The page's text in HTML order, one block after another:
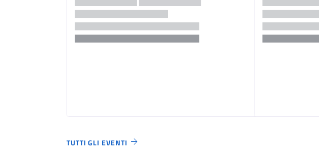
TUTTI GLI EVENTI